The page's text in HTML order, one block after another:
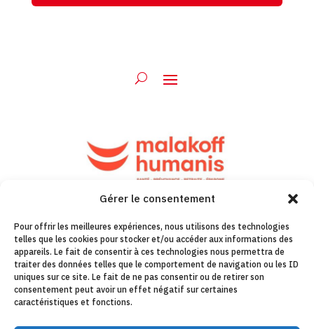
Gérer le consentement
Pour offrir les meilleures expériences, nous utilisons des technologies
telles que les cookies pour stocker et/ou accéder aux informations des
appareils. Le fait de consentir à ces technologies nous permettra de
traiter des données telles que le comportement de navigation ou les ID
uniques sur ce site. Le fait de ne pas consentir ou de retirer son
consentement peut avoir un effet négatif sur certaines
caractéristiques et fonctions.